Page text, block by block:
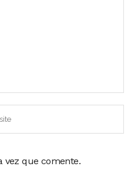
vez que comente.